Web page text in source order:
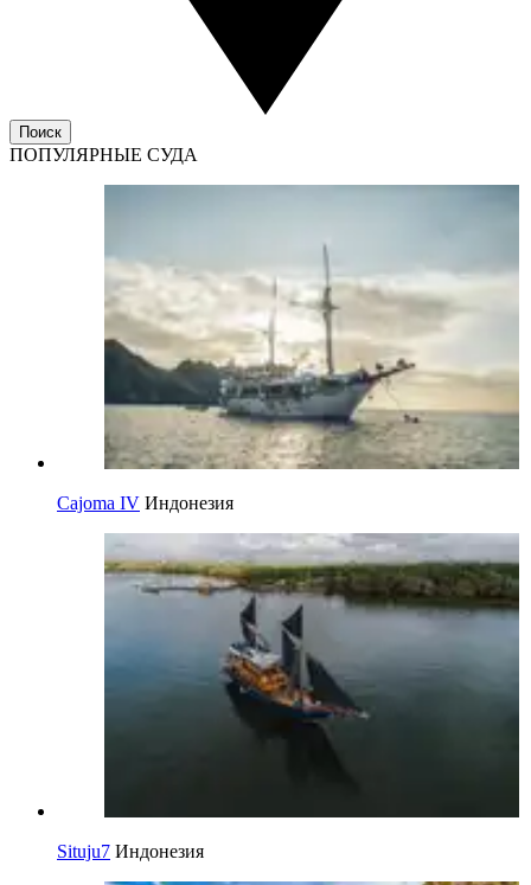
Поиск
ПОПУЛЯРНЫЕ СУДА
Cajoma IV Индонезия
Situju7 Индонезия